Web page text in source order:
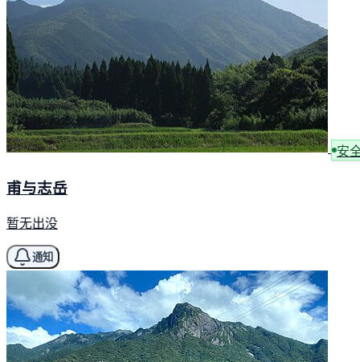
安
甫与志岳
暂无出没
通知